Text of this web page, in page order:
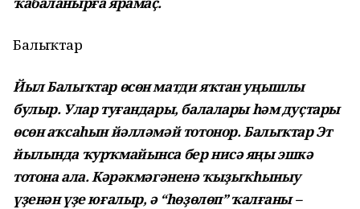
Балыҡтар
Йыл Балыҡтар өсөн матди яҡтан уңышлы
булыр. Улар туғандары, балалары һәм дуҫтары
өсөн аҡсаһын йәлләмәй тотонор. Балыҡтар Эт
йылында ҡурҡмайынса бер нисә яңы эшкә
тотона ала. Кәрәкмәгәненә ҡыҙыҡһыныу
үҙенән үҙе юғалыр, ә “һөҙөлөп” ҡалғаны –